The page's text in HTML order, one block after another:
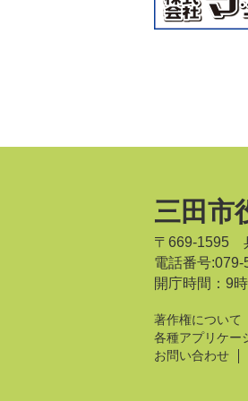
三田市
〒669-1595
電話番号:079-
開庁時間：9
著作権について
各種アプリケー
お問い合わせ